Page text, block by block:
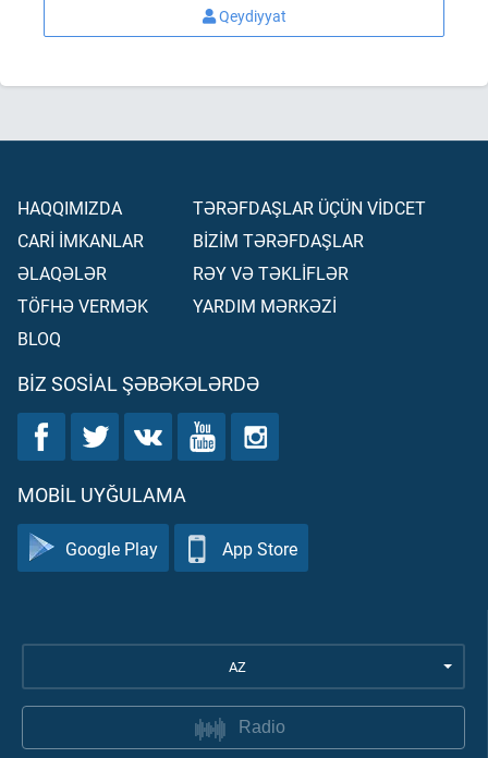
Qeydiyyat
HAQQIMIZDA
CARİ İMKANLAR
ƏLAQƏLƏR
TÖFHƏ VERMƏK
BLOQ
TƏRƏFDAŞLAR ÜÇÜN VİDCET
BİZİM TƏRƏFDAŞLAR
RƏY VƏ TƏKLİFLƏR
YARDIM MƏRKƏZİ
BIZ SOSIAL ŞƏBƏKƏLƏRDƏ
MOBIL UYĞULAMA
Google Play App Store
AZ
Radio